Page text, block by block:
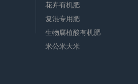
花卉有机肥
复混专用肥
生物腐植酸有机肥
米公米大米